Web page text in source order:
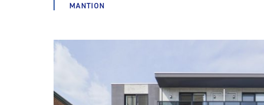
MANTION